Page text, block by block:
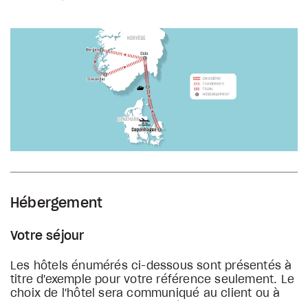
Hébergement
Votre séjour
Les hôtels énumérés ci-dessous sont présentés à
titre d'exemple pour votre référence seulement. Le
choix de l'hôtel sera communiqué au client ou à